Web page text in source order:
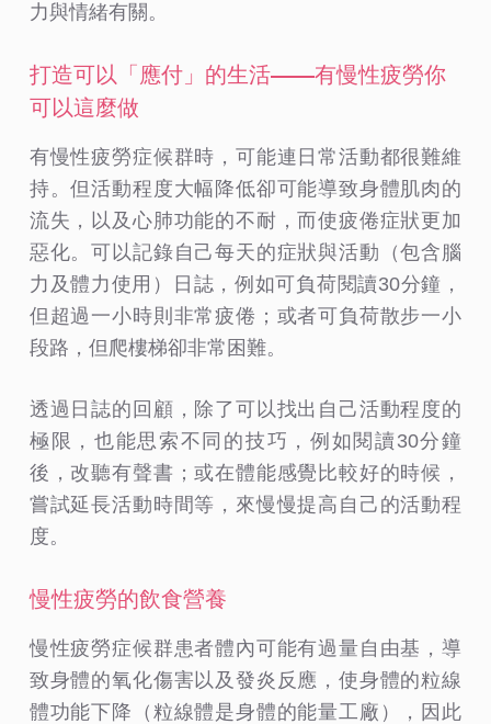
力與情緒有關。
打造可以「應付」的生活——有慢性疲勞你
可以這麼做
有慢性疲勞症候群時，可能連日常活動都很難維
持。但活動程度大幅降低卻可能導致身體肌肉的
流失，以及心肺功能的不耐，而使疲倦症狀更加
惡化。可以記錄自己每天的症狀與活動（包含腦
力及體力使用）日誌，例如可負荷閱讀30分鐘，
但超過一小時則非常疲倦；或者可負荷散步一小
段路，但爬樓梯卻非常困難。
透過日誌的回顧，除了可以找出自己活動程度的
極限，也能思索不同的技巧，例如閱讀30分鐘
後，改聽有聲書；或在體能感覺比較好的時候，
嘗試延長活動時間等，來慢慢提高自己的活動程
度。
慢性疲勞的飲食營養
慢性疲勞症候群患者體內可能有過量自由基，導
致身體的氧化傷害以及發炎反應，使身體的粒線
體功能下降（粒線體是身體的能量工廠），因此